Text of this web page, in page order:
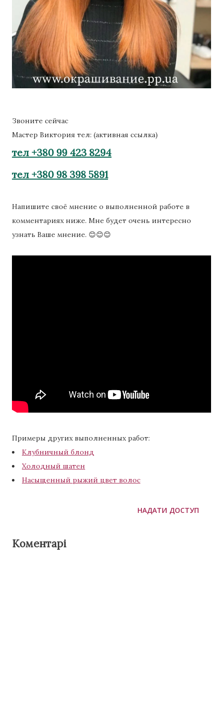
Звоните сейчас
Мастер Виктория тел: (активная ссылка)
тел +380 99 423 8294
тел +380 98 398 5891
Напишите своё мнение о выполненной работе в
комментариях ниже. Мне будет очень интересно
узнать Ваше мнение. 😊😊😊
Примеры других выполненных работ:
Клубничный блонд
Холодный шатен
Насыщенный рыжий цвет волос
НАДАТИ ДОСТУП
Коментарі